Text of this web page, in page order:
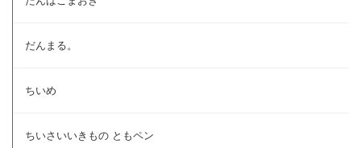
だんまる。
ちいめ
ちいさいいきもの ともペン